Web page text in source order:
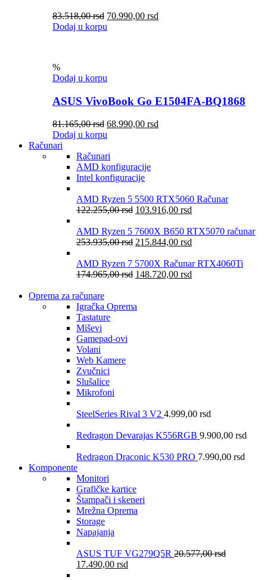
83.518,00rsd 70.990,00 rsd
Dodaj u korpu
%
Dodaj u korpu
ASUS VivoBook Go E1504FA-BQ1868
81.165,00rsd 68.990,00 rsd
Dodaj u korpu
Računari
Računari
AMD konfiguracije
Intel konfiguracije
AMD Ryzen 5 5500 RTX5060 Računar
122.255,00rsd 103.916,00 rsd
AMD Ryzen 5 7600X B650 RTX5070 računar
253.935,00rsd 215.844,00 rsd
AMD Ryzen 7 5700X Računar RTX4060Ti
174.965,00rsd 148.720,00 rsd
Oprema za računare
Igračka Oprema
Tastature
Miševi
Gamepad-ovi
Volani
Web Kamere
Zvučnici
Slušalice
Mikrofoni
SteelSeries Rival 3 V2 4.999,00 rsd
Redragon Devarajas K556RGB 9.900,00 rsd
Redragon Draconic K530 PRO 7.990,00 rsd
Komponente
Monitori
Grafičke kartice
Štampači i skeneri
Mrežna Oprema
Storage
Napajanja
ASUS TUF VG279Q5R 20.577,00rsd
17.490,00 rsd